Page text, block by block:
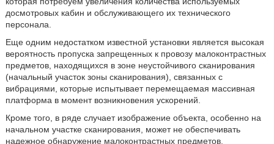
досмотровых кабин и обслуживающего их технического
персонала.
Еще одним недостатком известной установки является высокая
вероятность пропуска запрещенных к провозу малоконтрастных
предметов, находящихся в зоне неустойчивого сканирования
(начальный участок зоны сканирования), связанных с
вибрациями, которые испытывает перемещаемая массивная
платформа в момент возникновения ускорений.
Кроме того, в ряде случает изображение объекта, особенно на
начальном участке сканирования, может не обеспечивать
надежное обнаружение малоконтрастных предметов.